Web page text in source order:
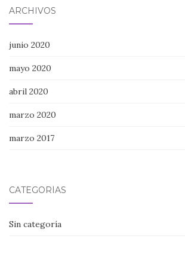
ARCHIVOS
junio 2020
mayo 2020
abril 2020
marzo 2020
marzo 2017
CATEGORÍAS
Sin categoría